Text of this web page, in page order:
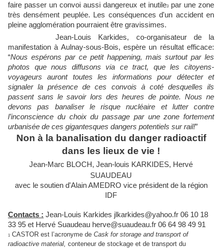
faire passer un convoi aussi dangereux et inutile3
par une zone
très densément peuplée. Les conséquences d'un accident en
pleine agglomération pourraient être gravissimes.
Jean-Louis Karkides, co-organisateur de la
manifestation à Aulnay-sous-Bois, espère un résultat efficace:
“Nous espérons par ce petit happening, mais surtout par les
photos que nous diffusons via ce tract, que les citoyens-
voyageurs auront toutes les informations pour détecter et
signaler la présence de ces convois à coté desquelles ils
passent sans le savoir lors des heures de pointe. Nous ne
devons pas banaliser le risque nucléaire et lutter contre
l’inconscience du choix du passage par une zone fortement
urbanisée de ces gigantesques dangers potentiels sur rail!”
Non à la banalisation du danger radioactif
dans les lieux de vie !
Jean-Marc BLOCH, Jean-louis KARKIDES, Hervé
SUAUDEAU
avec le soutien d'Alain AMEDRO vice président de la région
IDF
Contacts : Jean-Louis Karkides jlkarkides@yahoo.fr 06 10 18
33 95 et Hervé Suaudeau herve@suaudeau.fr 06 64 98 49 91
1 CASTOR est l’acronyme de Cask for storage and transport of
radioactive material, conteneur de stockage et de transport du